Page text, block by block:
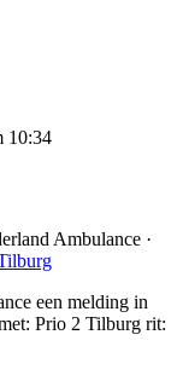
10:34
Ambulance ·
een melding in
Prio 2 Tilburg rit: